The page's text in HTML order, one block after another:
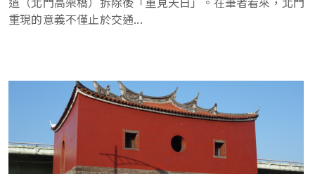
重現的意義不僅止於交通...